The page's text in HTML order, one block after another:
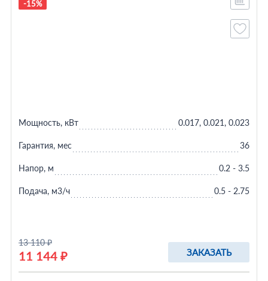
-15%
13 110 ₽
11 144 ₽ ЗАКАЗАТЬ
Мощность, кВт 0.017, 0.021, 0.023
Гарантия, мес 36
Напор, м 0.2 - 3.5
Подача, м3/ч 0.5 - 2.75